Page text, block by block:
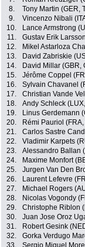
8.
Tony Martin (GER,
9.
Vincenzo Nibali
10.
Lance Armstrong
11.
Gustav Erik
12.
Mikel Astarloza
13.
David Zabriskie
14.
David Millar (GBR,
15.
Jérôme Coppel
16.
Sylvain Chavanel
17.
Christian Vande
18.
Andy Schleck
19.
Linus Gerdemann
20.
Rémi Pauriol
21.
Carlos Sastre
22.
Vladimir Karpets
23.
Alessandro Ballan
24.
Maxime Monfort
25.
Jurgen Van Den
26.
Laurent Lefevre
27.
Michael Rogers
28.
Nicolas Vogondy
29.
Christophe Riblon
30.
Juan Jose Oroz
31.
Robert Gesink
32.
Gorka Verdugo